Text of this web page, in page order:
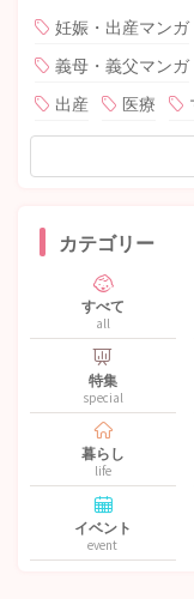
妊娠・出産マンガ
義母・義父マンガ
出産
医療
カテゴリー
すべて
all
特集
special
暮らし
life
イベント
event